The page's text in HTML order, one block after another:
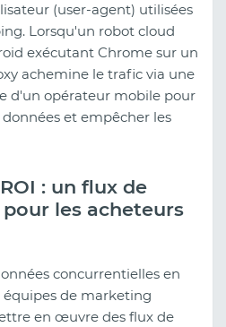
(user-agent) utilisées
Lorsqu'un robot cloud
exécutant Chrome sur un
achemine le trafic via une
d'un opérateur mobile pour
et empêcher les
: un flux de
les acheteurs
concurrentielles en
de marketing
en œuvre des flux de